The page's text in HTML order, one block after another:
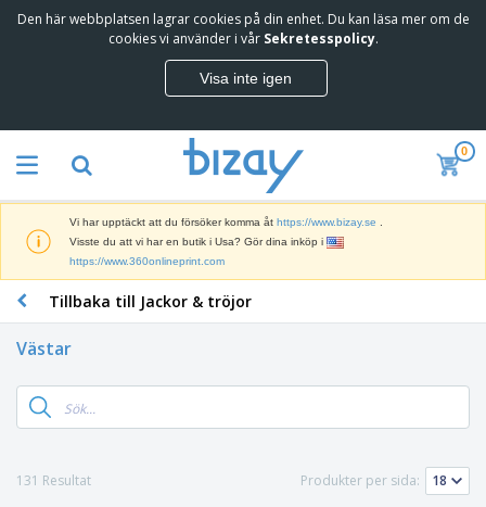
Den här webbplatsen lagrar cookies på din enhet. Du kan läsa mer om de
cookies vi använder i vår Sekretesspolicy.
Visa inte igen
0
Vi har upptäckt att du försöker komma åt https://www.bizay.se
Visste du att vi har en butik i Usa? Gör dina inköp i
https://www.360onlineprint.com
Tillbaka till Jackor & tröjor
Västar
131 Resultat Produkter per sida: